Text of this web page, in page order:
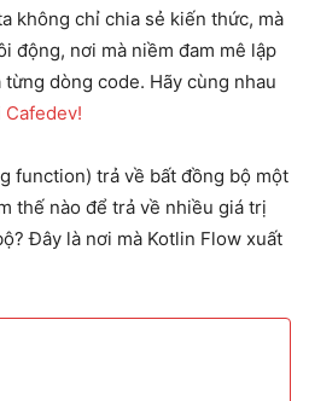
không chỉ chia sẻ kiến thức, mà
động, nơi mà niềm đam mê lập
dòng code. Hãy cùng nhau
Cafedev!
function) trả về bất đồng bộ một
thế nào để trả về nhiều giá trị
Đây là nơi mà Kotlin Flow xuất